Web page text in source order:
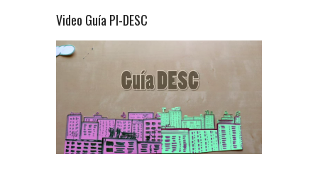
Video Guía PI-DESC